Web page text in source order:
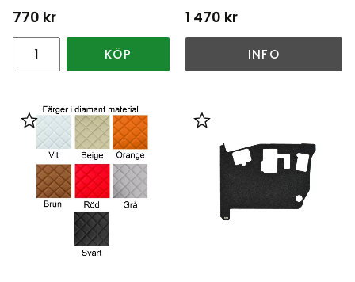
770 kr
KÖP
1 470 kr
INFO
Lägg till i favoriter Lägg till i favoriter